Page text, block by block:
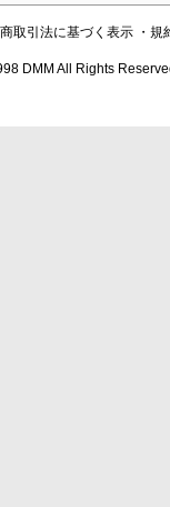
商取引法に基づく表示 ・規
DMM All Rights